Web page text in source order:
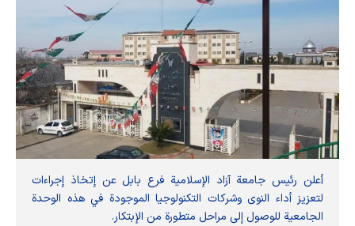
أعلن رئيس جامعة آزاد الإسلامية فرع بابل عن إتخاذ إجراءات
لتعزيز أداء النوى وشركات التكنولوجيا الموجودة في هذه الوحدة
الجامعية للوصول إلى مراحل متطورة من الإبتكار.